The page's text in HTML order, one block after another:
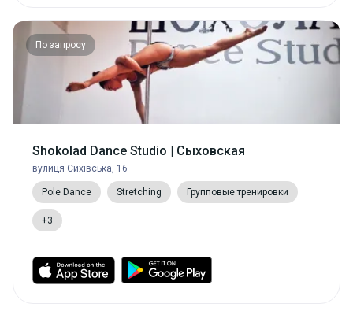
По запросу
Shokolad Dance Studio | Сыховская
вулиця Сихівська, 16
Pole Dance Stretching Групповые тренировки
+3